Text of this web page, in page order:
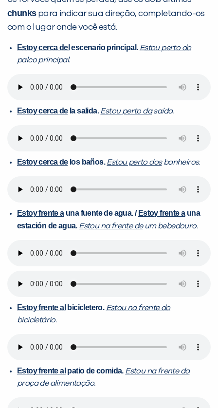
chunkspara indicar sua direção, completando-os
com o lugar onde você está.
Estoy cerca del escenario principal. Estou perto do
palco principal.
Estoy cerca dela salida. Estou perto dasaída.
Estoy cerca delos baños. Estou perto dosbanheiros.
Estoy frente auna fuente de agua. / Estoy frente auna
estación de agua. Estou na frente deum bebedouro.
Estoy frente al bicicletero. Estou na frente do
bicicletário.
Estoy frente al patio de comida. Estou na frente da
praça de alimentação.